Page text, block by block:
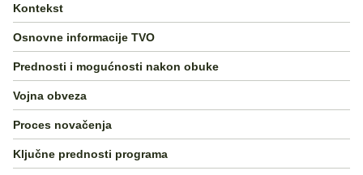
Kontekst
Osnovne informacije TVO
Prednosti i mogućnosti nakon obuke
Vojna obveza
Proces novačenja
Ključne prednosti programa